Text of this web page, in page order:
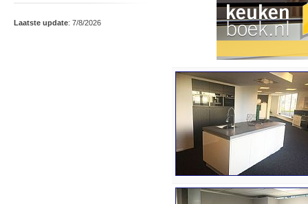
Laatste update: 7/8/2026